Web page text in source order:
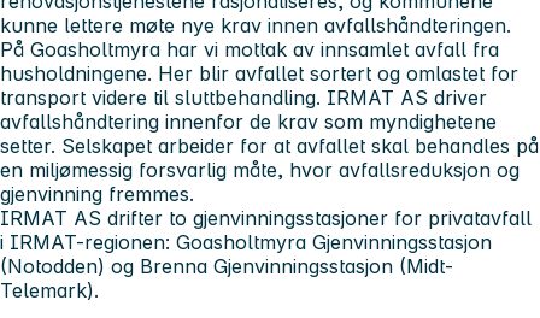
kunne lettere møte nye krav innen avfallshåndteringen.
På Goasholtmyra har vi mottak av innsamlet avfall fra
husholdningene. Her blir avfallet sortert og omlastet for
transport videre til sluttbehandling. IRMAT AS driver
avfallshåndtering innenfor de krav som myndighetene
setter. Selskapet arbeider for at avfallet skal behandles på
en miljømessig forsvarlig måte, hvor avfallsreduksjon og
gjenvinning fremmes.
IRMAT AS drifter to gjenvinningsstasjoner for privatavfall
i IRMAT-regionen: Goasholtmyra Gjenvinningsstasjon
(Notodden) og Brenna Gjenvinningsstasjon (Midt-
Telemark).